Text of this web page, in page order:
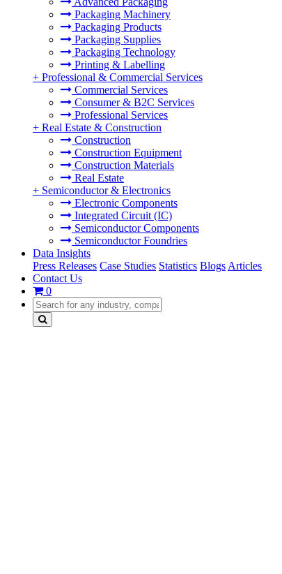
Packaging Machinery
Packaging Products
Packaging Supplies
Packaging Technology
Printing & Labelling
+ Professional & Commercial Services
Commercial Services
Consumer & B2C Services
Professional Services
+ Real Estate & Construction
Construction
Construction Equipment
Construction Materials
Real Estate
+ Semiconductor & Electronics
Electronic Components
Integrated Circuit (IC)
Semiconductor Components
Semiconductor Foundries
Data Insights
Press Releases Case Studies Statistics Blogs Articles
Contact Us
0